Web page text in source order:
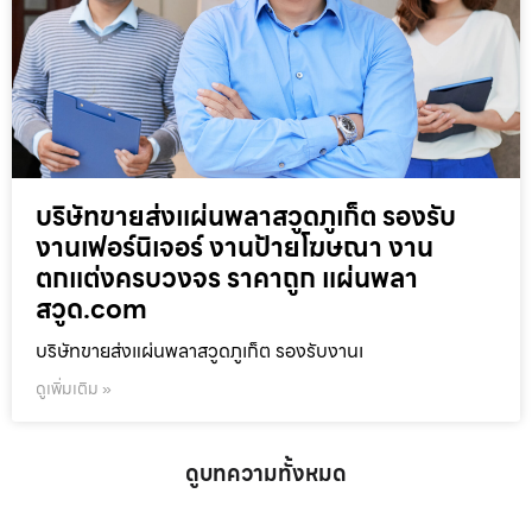
บริษัทขายส่งแผ่นพลาสวูดภูเก็ต รองรับ
งานเฟอร์นิเจอร์ งานป้ายโฆษณา งาน
ตกแต่งครบวงจร ราคาถูก แผ่นพลา
สวูด.com
บริษัทขายส่งแผ่นพลาสวูดภูเก็ต รองรับงานเ
ดูเพิ่มเติม »
ดูบทความทั้งหมด